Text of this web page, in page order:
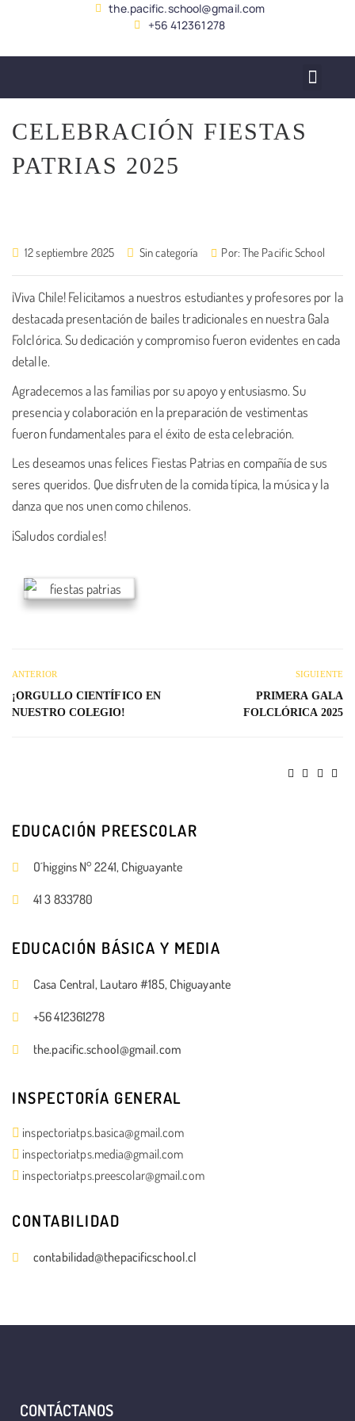
the.pacific.school@gmail.com
+56 412361278
CELEBRACIÓN FIESTAS
PATRIAS 2025
12 septiembre 2025 Sin categoría Por: The Pacific School
¡Viva Chile! Felicitamos a nuestros estudiantes y profesores por la
destacada presentación de bailes tradicionales en nuestra Gala
Folclórica. Su dedicación y compromiso fueron evidentes en cada
detalle.
Agradecemos a las familias por su apoyo y entusiasmo. Su
presencia y colaboración en la preparación de vestimentas
fueron fundamentales para el éxito de esta celebración.
Les deseamos unas felices Fiestas Patrias en compañía de sus
seres queridos. Que disfruten de la comida típica, la música y la
danza que nos unen como chilenos.
¡Saludos cordiales!
ANTERIOR
¡ORGULLO CIENTÍFICO EN
NUESTRO COLEGIO!
SIGUIENTE
PRIMERA GALA
FOLCLÓRICA 2025
EDUCACIÓN PREESCOLAR
O´higgins N° 2241, Chiguayante
41 3 833780
EDUCACIÓN BÁSICA Y MEDIA
Casa Central, Lautaro #185, Chiguayante
+56 412361278
the.pacific.school@gmail.com
INSPECTORÍA GENERAL
inspectoriatps.basica@gmail.com
inspectoriatps.media@gmail.com
inspectoriatps.preescolar@gmail.com
CONTABILIDAD
contabilidad@thepacificschool.cl
CONTÁCTANOS